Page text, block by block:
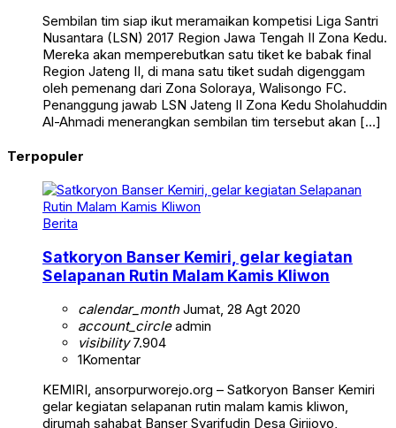
Sembilan tim siap ikut meramaikan kompetisi Liga Santri
Nusantara (LSN) 2017 Region Jawa Tengah II Zona Kedu.
Mereka akan memperebutkan satu tiket ke babak final
Region Jateng II, di mana satu tiket sudah digenggam
oleh pemenang dari Zona Soloraya, Walisongo FC.
Penanggung jawab LSN Jateng II Zona Kedu Sholahuddin
Al-Ahmadi menerangkan sembilan tim tersebut akan […]
Terpopuler
Berita
Satkoryon Banser Kemiri, gelar kegiatan
Selapanan Rutin Malam Kamis Kliwon
calendar_monthJumat, 28 Agt 2020
account_circleadmin
visibility7.904
1Komentar
KEMIRI, ansorpurworejo.org – Satkoryon Banser Kemiri
gelar kegiatan selapanan rutin malam kamis kliwon,
dirumah sahabat Banser Syarifudin Desa Girijoyo,